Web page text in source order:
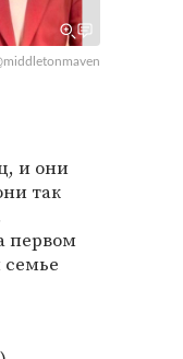
и они
так
первом